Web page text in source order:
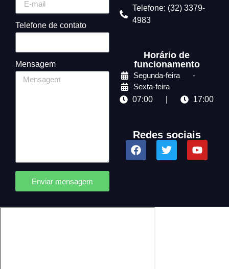
Telefone de contato
Mensagem
Enviar mensagem
Telefone: (32) 3379-
4983
Horário de
funcionamento
Segunda-feira
-
Sexta-feira
07:00
17:00
Redes sociais